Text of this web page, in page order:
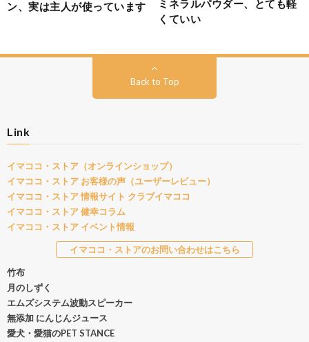
ン、実は主人が使っています
ミネラルパウダー、とても軽
くていい
Back to Top
Link
イマココ・ストア（オンラインショップ）
イマココ・ストア お客様の声（ユーザーレビュー）
イマココ・ストア 情報サイト クラブイマココ
イマココ・ストア 健幸コラム
イマココ・ストア イベント情報
イマココ・ストアのお問い合わせはこちら
竹布
月のしずく
エムズシステム波動スピーカー
無添加 にんじんジュース
愛犬・愛猫のPET STANCE